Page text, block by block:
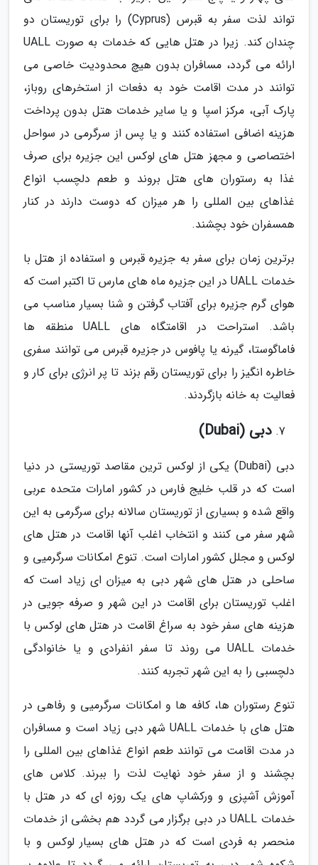
تواند لذت سفر به قبرس (Cyprus) را برای توریستان دو
چندان کند. زیرا در هتل هایی که خدمات به صورت UALL
ارائه می گردد، مسافران بدون هیچ محدودیت خاصی می
توانند در مدت اقامت خود به دفعات از استخرهای روباز،
پارک آبی، مرکز اسپا و یا سایر خدمات هتل بدون پرداخت
هزینه اضافی استفاده کنند و یا پس از سرگرمی در سواحل
اختصاصی و مجهز هتل های لوکس این جزیره برای صرف
غذا به رستوران های هتل بروند و طعم دلچسب انواع
غذاهای بین المللی را هر میزان که دوست دارند در کنار
همسفران خود بچشند.
برترین زمان برای سفر به جزیره قبرس و استفاده از هتل با
خدمات UALL در این جزیره ماه های مارس تا اکتبر است که
هوای گرم جزیره برای آفتاب گرفتن و شنا بسیار مناسب می
باشد. استراحت در اقامتگاه های UALL منطقه ها
فاماگوستا، گیرنه یا پافوس در جزیره قبرس می توانند سفری
خاطره انگیز را برای توریستان رقم بزند تا پر انرژی برای کار و
فعالیت به خانه بازگردند.
دبی (Dubai)
دبی (Dubai) یکی از لوکس ترین مقاصد توریستی در دنیا
است که در قلب خلیج فارس در کشور امارات متحده عربی
واقع شده و بسیاری از توریستان سالانه برای سرگرمی به این
شهر سفر می کنند و انتخاب اغلب آنها اقامت در هتل های
لوکس و مجلل کشور امارات است. تنوع امکانات سرگرمیی و
ساحلی در هتل های شهر دبی به میزان ای زیاد است که
اغلب توریستان برای اقامت در این شهر و صرفه جویی در
هزینه های سفر خود به سراغ اقامت در هتل های لوکس با
خدمات UALL می روند تا سفر انفرادی و یا خانوادگی
دلچسبی را به این شهر تجربه کنند.
تنوع رستوران ها، کافه ها و امکانات سرگرمیی و رفاهی در
هتل های با خدمات UALL شهر دبی زیاد است و مسافران
در مدت اقامت می توانند طعم انواع غذاهای بین المللی را
بچشند و از سفر خود نهایت لذت را ببرند. کلاس های
آموزش آشپزی و ورکشاپ های یک روزه ای که در هتل با
خدمات UALL در دبی برگزار می گردد هم بخشی از خدمات
منحصر به فردی است که در هتل های بسیار لوکس و با